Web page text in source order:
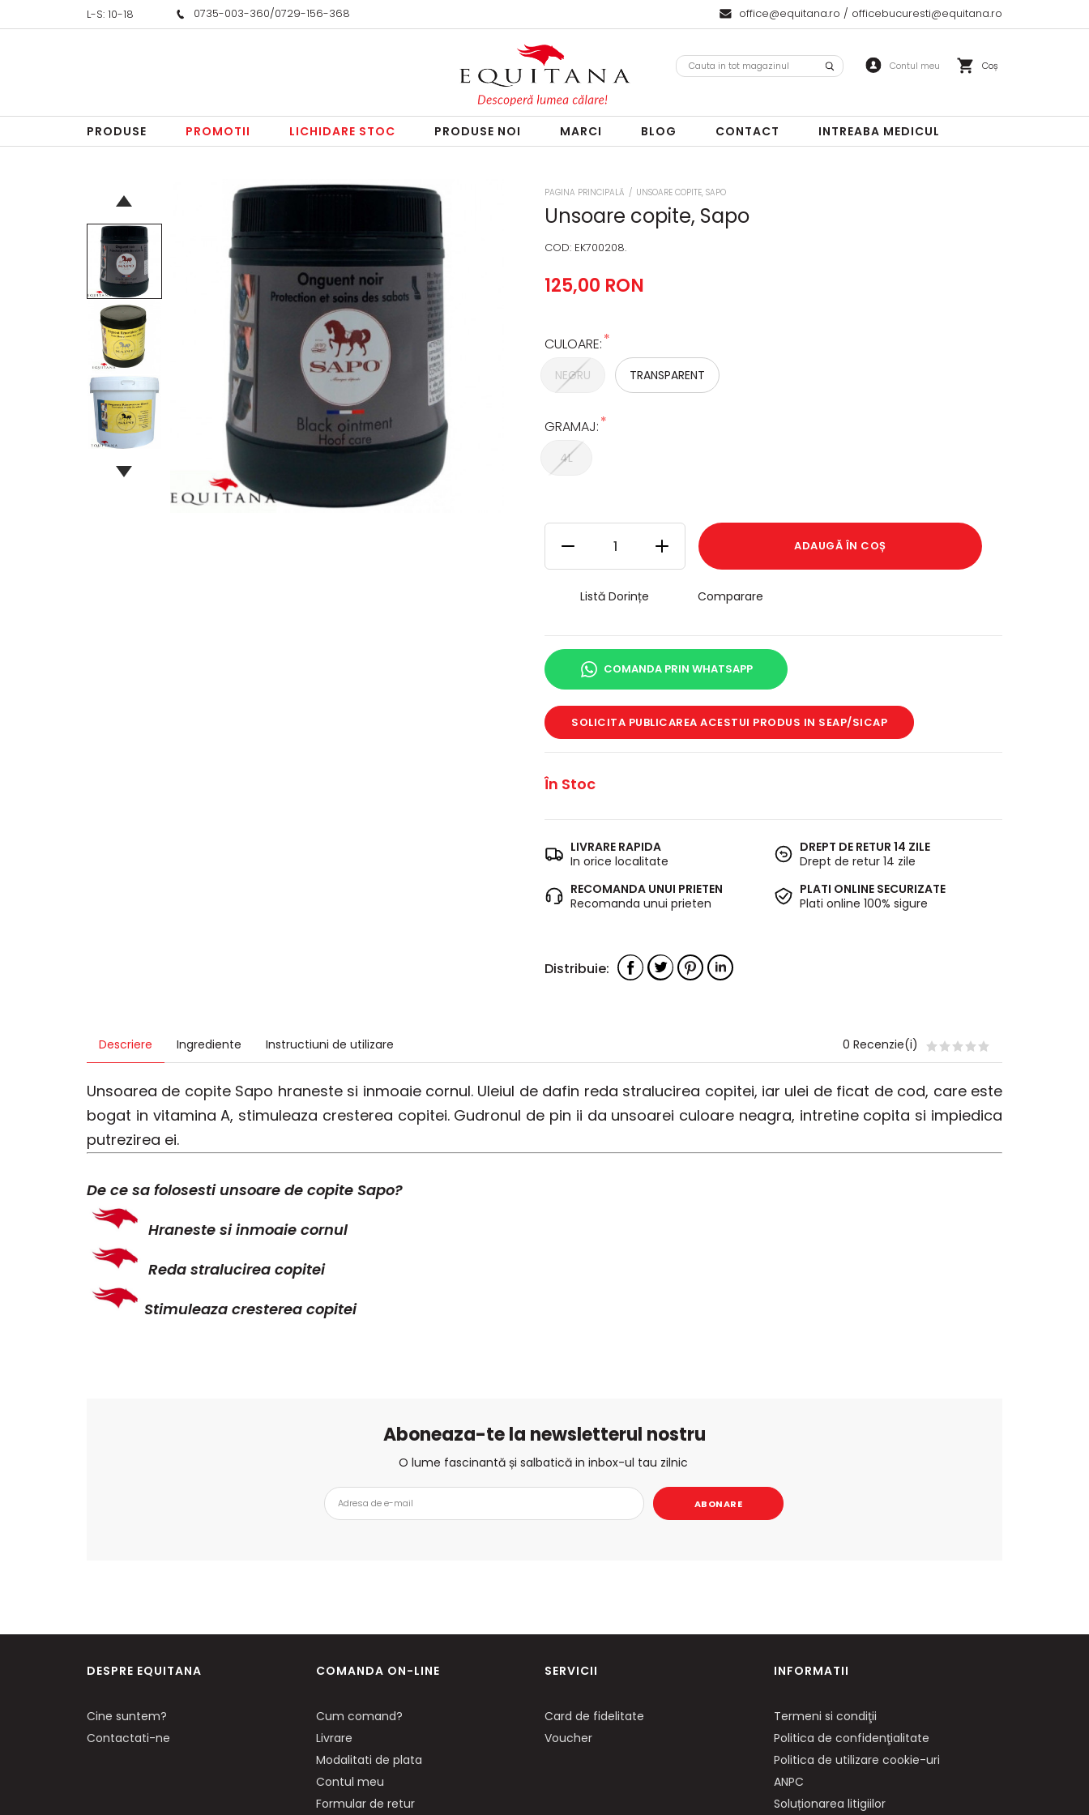
L-S: 10-18 0735-003-360/0729-156-368 office@equitana.ro / officebucuresti@equitana.ro
Coș
PRODUSE PROMOTII LICHIDARE STOC PRODUSE NOI MARCI BLOG CONTACT INTREABA MEDICUL
PAGINA PRINCIPALĂ / UNSOARE COPITE, SAPO
Unsoare copite, Sapo
COD: EK700208.
125,00 RON
*
CULOARE:
NEGRU TRANSPARENT
*
GRAMAJ:
4L
ADAUGĂ ÎN COȘ
Listă Dorințe Comparare
COMANDA PRIN WHATSAPP
SOLICITA PUBLICAREA ACESTUI PRODUS IN SEAP/SICAP
În Stoc
LIVRARE RAPIDA
In orice localitate
DREPT DE RETUR 14 ZILE
Drept de retur 14 zile
RECOMANDA UNUI PRIETEN
Recomanda unui prieten
PLATI ONLINE SECURIZATE
Plati online 100% sigure
Descriere Ingrediente Instructiuni de utilizare 0 Recenzie(i)
Unsoarea de copite Sapo hraneste si inmoaie cornul. Uleiul de dafin reda stralucirea copitei, iar ulei de ficat de cod, care este
bogat in vitamina A, stimuleaza cresterea copitei. Gudronul de pin ii da unsoarei culoare neagra, intretine copita si impiedica
putrezirea ei.
De ce sa folosesti unsoare de copite Sapo?
Hraneste si inmoaie cornul
Reda stralucirea copitei
Stimuleaza cresterea copitei
Aboneaza-te la newsletterul nostru
O lume fascinantă și salbatică in inbox-ul tau zilnic
ABONARE
DESPRE EQUITANA
Cine suntem?
Contactati-ne
COMANDA ON-LINE
Cum comand?
Livrare
Modalitati de plata
Contul meu
Formular de retur
SERVICII
Card de fidelitate
Voucher
INFORMATII
Termeni si condiţii
Politica de confidenţialitate
Politica de utilizare cookie-uri
ANPC
Soluționarea litigiilor